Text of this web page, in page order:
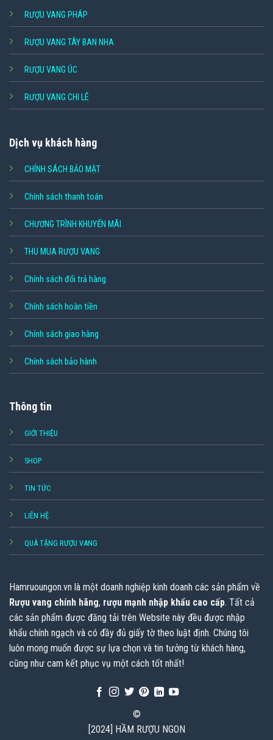
RƯỢU VANG PHÁP
RƯỢU VANG TÂY BAN NHA
RƯỢU VANG ÚC
RƯỢU VANG CHI LÊ
Dịch vụ khách hàng
CHÍNH SÁCH BẢO MẬT
Chính sách thanh toán
CHƯƠNG TRÌNH KHUYẾN MÃI
THU MUA RƯỢU VANG
Chính sách đổi trả hàng
Chính sách hoàn tiền
Chính sách giao hàng
Chính sách bảo hành
Thông tin
GIỚI THIỆU
SHOP
TIN TỨC
LIÊN HỆ
QUÀ TẶNG RƯỢU VANG
Hamruoungon.vn là một doanh nghiệp kinh doanh các sản phẩm về
Rượu vang chính hãng, rượu mạnh nhập khẩu cao cấp. Tất cả
các sản phẩm được đăng tải trên Website này đều được nhập
khẩu chính ngạch và có đầy đủ giấy tờ theo luật định. Chúng tôi
luôn mong muốn được sự lựa chọn và tin tưởng từ khách hàng,
cũng như cam kết phục vụ một cách tốt nhất!
©
[2024] HẦM RƯỢU NGON